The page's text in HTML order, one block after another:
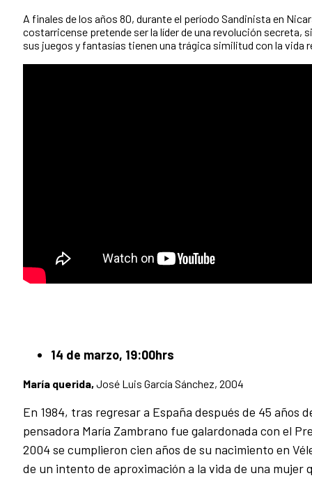
A finales de los años 80, durante el período Sandinista en
costarricense pretende ser la líder de una revolución secreta,
sus juegos y fantasías tienen una trágica similitud con la vida
14 de marzo, 19:00hrs
María querida, José Luis García Sánchez, 2004
En 1984, tras regresar a España después de 45 años
pensadora María Zambrano fue galardonada con el
2004 se cumplieron cien años de su nacimiento en
de un intento de aproximación a la vida de una mujer